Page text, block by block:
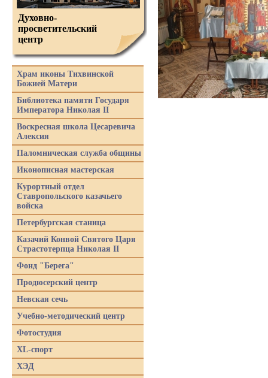
Духовно-
просветительский
центр
Храм иконы Тихвинской
Божией Матери
Библиотека памяти Государя
Императора Николая II
Воскресная школа Цесаревича
Алексия
Паломническая служба общины
Иконописная мастерская
Курортный отдел
Ставропольского казачьего
войска
Петербургская станица
Казачий Конвой Святого Царя
Страстотерпца Николая II
Фонд "Берега"
Продюсерский центр
Невская сечь
Учебно-методический центр
Фотостудия
XL-спорт
ХЭД